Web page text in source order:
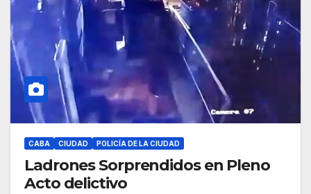
CABA CIUDAD POLICÍA DE LA CIUDAD
Ladrones Sorprendidos en Pleno
Acto delictivo